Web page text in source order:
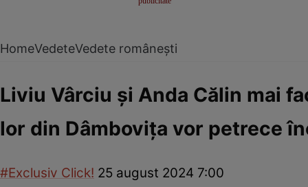
HomeVedeteVedete românești
Liviu Vârciu și Anda Călin mai
lor din Dâmbovița vor petrece
#Exclusiv Click! 25 august 2024 7:00